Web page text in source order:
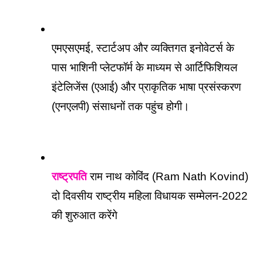
एमएसएमई, स्टार्टअप और व्यक्तिगत इनोवेटर्स के
पास भाशिनी प्लेटफॉर्म के माध्यम से आर्टिफिशियल
इंटेलिजेंस (एआई) और प्राकृतिक भाषा प्रसंस्करण
(एनएलपी) संसाधनों तक पहुंच होगी।
राष्ट्रपति राम नाथ कोविंद (Ram Nath Kovind)
दो दिवसीय राष्ट्रीय महिला विधायक सम्मेलन-2022
की शुरुआत करेंगे